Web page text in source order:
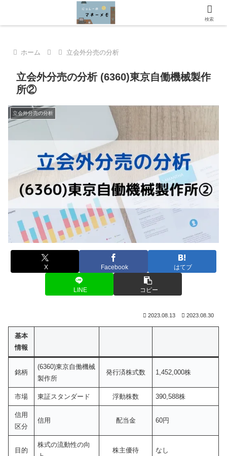
にっしーのマネーメモへようこそ！
ホーム 立会外分売の分析
立会外分売の分析 (6360)東京自働機械製作
所②
立会外分売の分析
X Facebook はてブ
LINE コピー
2023.08.13 2023.08.30
基本
情報
銘柄
(6360)東京自働機械
製作所
発行済株式数 1,452,000株
市場 東証スタンダード 浮動株数 390,588株
信用
区分
信用 配当金 60円
目的
株式の流動性の向
株主優待 なし
検索